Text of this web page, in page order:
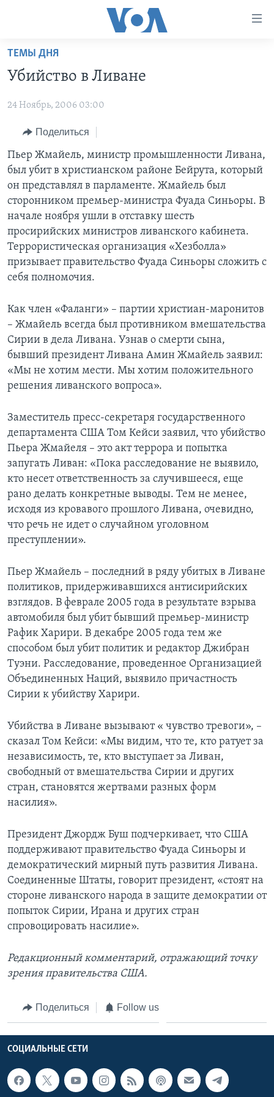
Перейти
основной
Перейти
навигации
Перейти
поиск
ГЛАВНОЕ
АМЕРИКА
НОВОСТИ ЗА МИНУТУ
ИТОГИ
ПОЧЕМУ ЭТО ВАЖНО?
ДИСКУССИЯ VOA
ДЕТАЛИ
АМЕРИКА. БОЛЬШОЕ ПУТЕШЕСТВИЕ
ПРОЕКТЫ
УЧИМ АНГЛИЙСКИЙ
НАША АМЕРИКАНСКАЯ ИСТОРИЯ
А КАК В АМЕРИКЕ?
АРТЕФАКТЫ
АМЕРИКАНСКИЕ ГОРОДКИ
ЭКСПЕРТИЗА
ИНТЕРВЬЮ
ФАКТЫ ПРОТИВ ФЕЙКОВ
ЗА СВОБОДУ ПРЕССЫ
УЧИМ АНГЛИЙСКИЙ
ВИДЕО
ПОДПИСКА НА НОВОСТИ
СОЦИАЛЬНЫЕ СЕТИ
Языки
ТЕМЫ ДНЯ
Убийство в Ливане
24 Ноябрь, 2006 03:00
Поделиться
Пьер Жмайель, министр промышленности Ливана,
был убит в христианском районе Бейрута, который
он представлял в парламенте. Жмайель был
сторонником премьер-министра Фуада Синьоры. В
начале ноября ушли в отставку шесть
просирийских министров ливанского кабинета.
Террористическая организация «Хезболла»
призывает правительство Фуада Синьоры сложить с
себя полномочия.
Как член «Фаланги» – партии христиан-маронитов
– Жмайель всегда был противником вмешательства
Сирии в дела Ливана. Узнав о смерти сына,
бывший президент Ливана Амин Жмайель заявил:
«Мы не хотим мести. Мы хотим положительного
решения ливанского вопроса».
Заместитель пресс-секретаря государственного
департамента США Том Кейси заявил, что убийство
Пьера Жмайеля – это акт террора и попытка
запугать Ливан: «Пока расследование не выявило,
кто несет ответственность за случившееся, еще
рано делать конкретные выводы. Тем не менее,
исходя из кровавого прошлого Ливана, очевидно,
что речь не идет о случайном уголовном
преступлении».
Пьер Жмайель – последний в ряду убитых в Ливане
политиков, придерживавшихся антисирийских
взглядов. В феврале 2005 года в результате взрыва
автомобиля был убит бывший премьер-министр
Рафик Харири. В декабре 2005 года тем же
способом был убит политик и редактор Джибран
Туэни. Расследование, проведенное Организацией
Объединенных Наций, выявило причастность
Сирии к убийству Харири.
Убийства в Ливане вызывают « чувство тревоги», –
сказал Том Кейси: «Мы видим, что те, кто ратует за
независимость, те, кто выступает за Ливан,
свободный от вмешательства Сирии и других
стран, становятся жертвами разных форм
насилия».
Президент Джордж Буш подчеркивает, что США
поддерживают правительство Фуада Синьоры и
демократический мирный путь развития Ливана.
Соединенные Штаты, говорит президент, «стоят на
стороне ливанского народа в защите демократии от
попыток Сирии, Ирана и других стран
спровоцировать насилие».
Редакционный комментарий, отражающий точку
зрения правительства США.
Поделиться Follow us
СОЦИАЛЬНЫЕ СЕТИ